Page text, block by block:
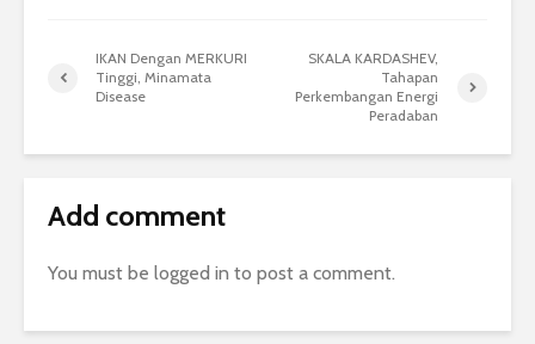
IKAN Dengan MERKURI
Tinggi, Minamata
Disease
SKALA KARDASHEV,
Tahapan
Perkembangan Energi
Peradaban
Add comment
You must be logged in to post a comment.